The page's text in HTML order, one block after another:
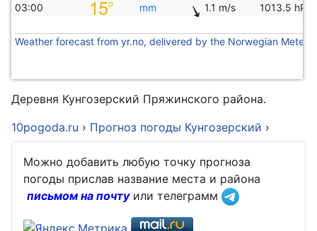
03:00
mm 1.1 m/s 1013.5 hPa
Weather forecast from yr.no, delivered by the Norwegian
Деревня Кунгозерский Пряжинского района.
10pogoda.ru › Прогноз погоды Кунгозерский ›
Можно добавить любую точку прогноза
погоды прислав название места и района
письмом на почтуили телеграмм